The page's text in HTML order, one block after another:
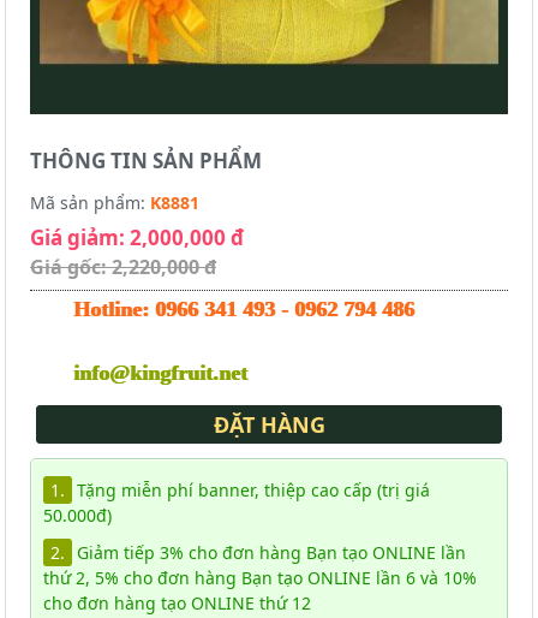
THÔNG TIN SẢN PHẨM
Mã sản phẩm: K8881
Giá giảm: 2,000,000 đ
Giá gốc: 2,220,000 đ
Hotline: 0966 341 493 - 0962 794 486
info@kingfruit.net
ĐẶT HÀNG
1. Tặng miễn phí banner, thiệp cao cấp (trị giá
50.000đ)
2.
Giảm tiếp 3% cho đơn hàng Bạn tạo ONLINE lần
thứ 2, 5% cho đơn hàng Bạn tạo ONLINE lần 6 và 10%
cho đơn hàng tạo ONLINE thứ 12